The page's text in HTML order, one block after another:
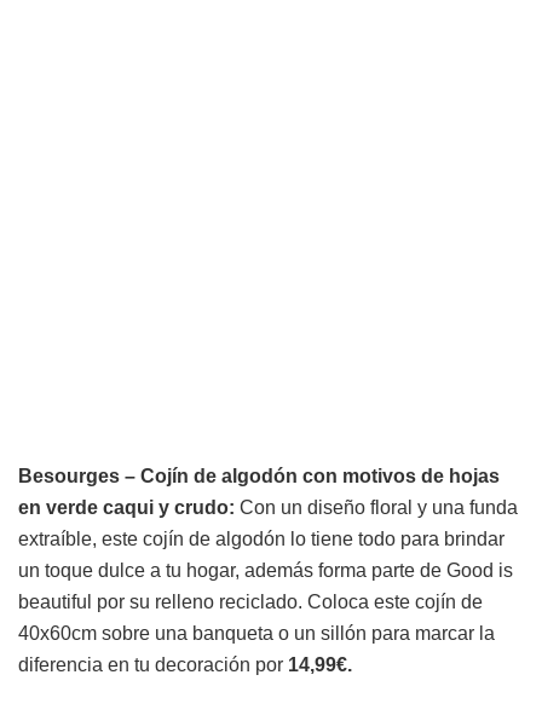
Besourges – Cojín de algodón con motivos de hojas
en verde caqui y crudo: Con un diseño floral y una funda
extraíble, este cojín de algodón lo tiene todo para brindar
un toque dulce a tu hogar, además forma parte de Good is
beautiful por su relleno reciclado. Coloca este cojín de
40x60cm sobre una banqueta o un sillón para marcar la
diferencia en tu decoración por 14,99€.